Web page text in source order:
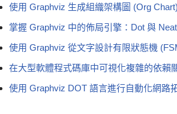
使用 Graphviz 生成組織架構圖 (Org Chart)
掌握 Graphviz 中的佈局引擎：Dot 與
使用 Graphviz 從文字設計有限狀態機
在大型軟體程式碼庫中可視化複雜的依賴
使用 Graphviz DOT 語言進行自動化網路